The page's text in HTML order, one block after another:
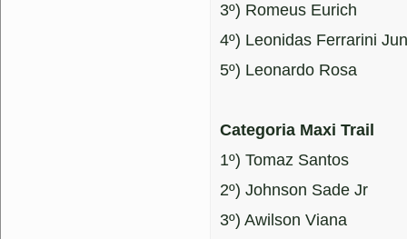
3º) Romeus Eurich
4º) Leonidas Ferrarini
5º) Leonardo Rosa
Categoria Maxi Trail
1º) Tomaz Santos
2º) Johnson Sade Jr
3º) Awilson Viana